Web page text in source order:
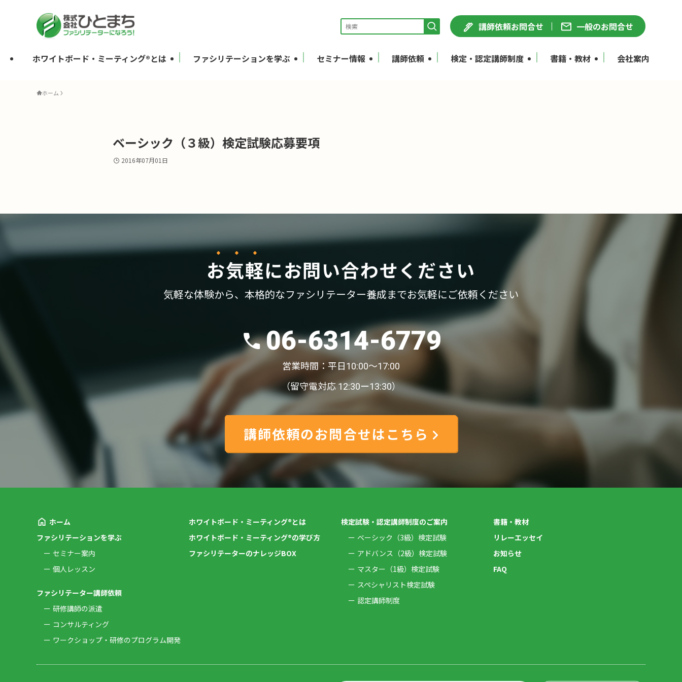
講師依頼お問合せ 一般のお問合せ
ホワイトボード・ミーティング®とは ファシリテーションを学ぶ セミナー情報 講師依頼 検定・認定講師制度 書籍・教材 会社案内
ホーム
ベーシック（３級）検定試験応募要項
2016年07月01日
お気軽にお問い合わせください
気軽な体験から、 本格的なファシリテーター養成までお気軽にご依頼ください
06-6314-6779
営業時間：平日10:00〜17:00
（留守電対応 12:30ー13:30）
講師依頼のお問合せはこちら
ホーム
ファシリテーションを学ぶ
セミナー案内
個人レッスン
ファシリテーター講師依頼
研修講師の派遣
コンサルティング
ワークショップ・研修のプログラム開発
ホワイトボード・ミーティング®とは
ホワイトボード・ミーティング®の学び方
ファシリテーターのナレッジBOX
検定試験・認定講師制度のご案内
ベーシック（3級）検定試験
アドバンス（2級）検定試験
マスター（1級）検定試験
スペシャリスト検定試験
認定講師制度
書籍・教材
リレーエッセイ
お知らせ
FAQ